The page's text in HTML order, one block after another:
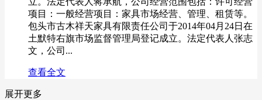
项目：一般经营项目：家具市场经营、管理、租赁等。
包头市古木祥天家具有限责任公司于2014年04月24日在
土默特右旗市场监督管理局登记成立。法定代表人张志
文，公司...
查看全文
展开更多